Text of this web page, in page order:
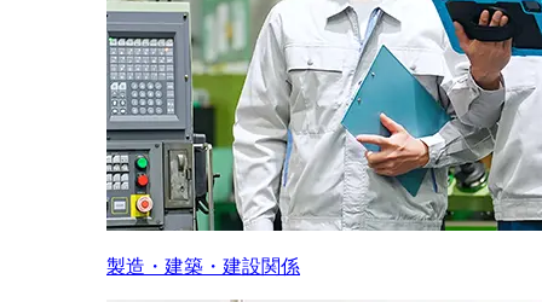
製造・建築・建設関係